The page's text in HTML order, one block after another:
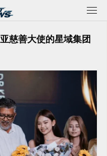
慈善大使的星域集团